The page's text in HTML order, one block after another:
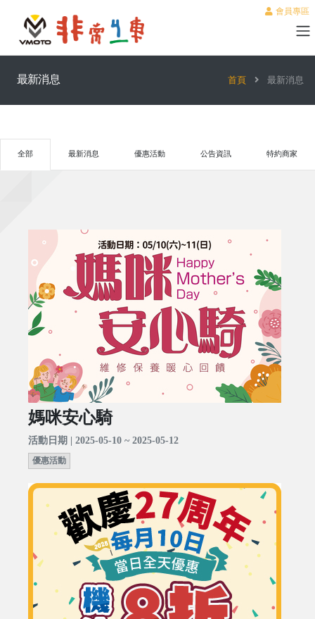
會員專區
最新消息 首頁 最新消息
全部 最新消息 優惠活動 公告資訊 特約商家
媽咪安心騎
活動日期 | 2025-05-10 ~ 2025-05-12
優惠活動